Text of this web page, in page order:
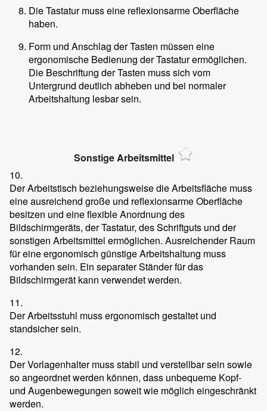
Die Tastatur muss eine reflexionsarme Oberfläche
haben.
Form und Anschlag der Tasten müssen eine
ergonomische Bedienung der Tastatur ermöglichen.
Die Beschriftung der Tasten muss sich vom
Untergrund deutlich abheben und bei normaler
Arbeitshaltung lesbar sein.
Sonstige Arbeitsmittel
10.
Der Arbeitstisch beziehungsweise die Arbeitsfläche muss
eine ausreichend große und reflexionsarme Oberfläche
besitzen und eine flexible Anordnung des
Bildschirmgeräts, der Tastatur, des Schriftguts und der
sonstigen Arbeitsmittel ermöglichen. Ausreichender Raum
für eine ergonomisch günstige Arbeitshaltung muss
vorhanden sein. Ein separater Ständer für das
Bildschirmgerät kann verwendet werden.
11.
Der Arbeitsstuhl muss ergonomisch gestaltet und
standsicher sein.
12.
Der Vorlagenhalter muss stabil und verstellbar sein sowie
so angeordnet werden können, dass unbequeme Kopf-
und Augenbewegungen soweit wie möglich eingeschränkt
werden.